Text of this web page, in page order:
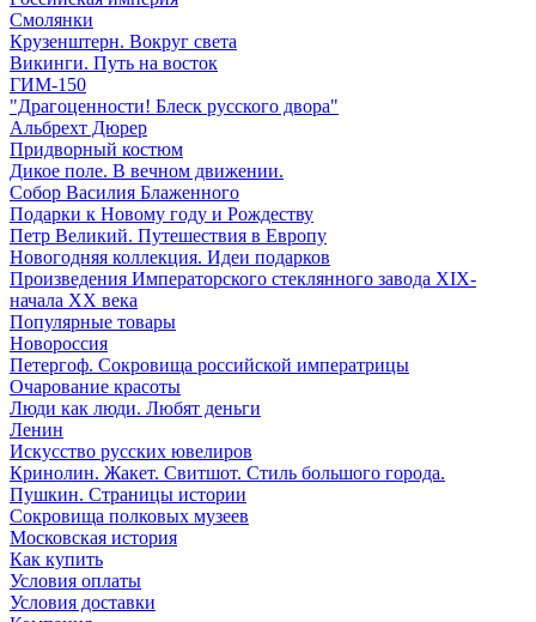
Смолянки
Крузенштерн. Вокруг света
Викинги. Путь на восток
ГИМ-150
"Драгоценности! Блеск русского двора"
Альбрехт Дюрер
Придворный костюм
Дикое поле. В вечном движении.
Собор Василия Блаженного
Подарки к Новому году и Рождеству
Петр Великий. Путешествия в Европу
Новогодняя коллекция. Идеи подарков
Произведения Императорского стеклянного завода XIX-
начала XX века
Популярные товары
Новороссия
Петергоф. Сокровища российской императрицы
Очарование красоты
Люди как люди. Любят деньги
Ленин
Искусство русских ювелиров
Кринолин. Жакет. Свитшот. Стиль большого города.
Пушкин. Страницы истории
Сокровища полковых музеев
Московская история
Как купить
Условия оплаты
Условия доставки